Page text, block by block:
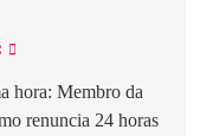
hora: Membro da
renuncia 24 horas